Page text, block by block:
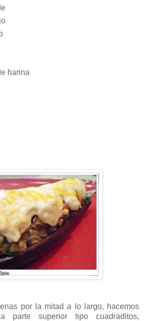
harina
por la mitad a lo largo, hacemos
parte superior tipo cuadraditos,